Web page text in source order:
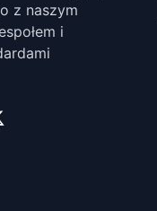
z naszym
i